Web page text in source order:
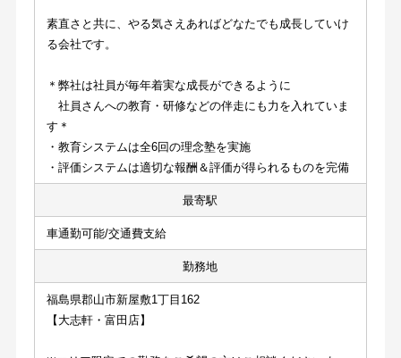
素直さと共に、やる気さえあればどなたでも成長していけ
る会社です。
＊弊社は社員が毎年着実な成長ができるように
社員さんへの教育・研修などの伴走にも力を入れていま
す＊
・教育システムは全6回の理念塾を実施
・評価システムは適切な報酬＆評価が得られるものを完備
最寄駅
車通勤可能/交通費支給
勤務地
福島県郡山市新屋敷1丁目162
【大志軒・富田店】